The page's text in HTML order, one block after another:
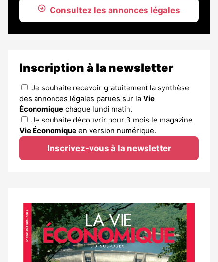
Consultez les annonces légales
Inscription à la newsletter
Je souhaite recevoir gratuitement la synthèse
des annonces légales parues sur la Vie
Économique chaque lundi matin.
Je souhaite découvrir pour 3 mois le magazine
Vie Économique en version numérique.
Inscrivez-vous à la newsletter
Notre
dernier
magazine